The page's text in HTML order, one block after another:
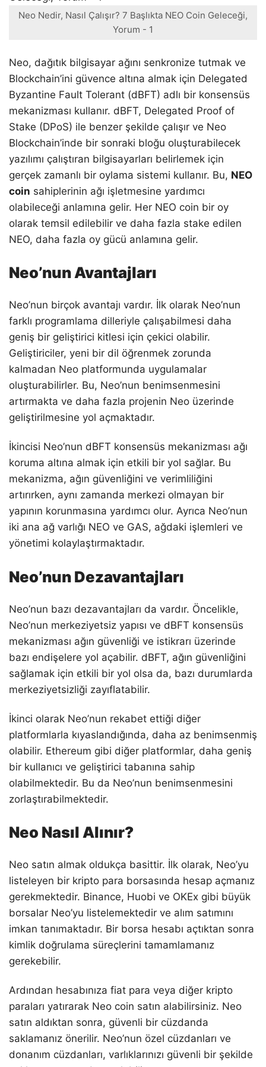
Neo Nedir, Nasıl Çalışır? 7 Başlıkta NEO Coin Geleceği,
Yorum - 1
Neo, dağıtık bilgisayar ağını senkronize tutmak ve
Blockchain’ini güvence altına almak için Delegated
Byzantine Fault Tolerant (dBFT) adlı bir konsensüs
mekanizması kullanır. dBFT, Delegated Proof of
Stake (DPoS) ile benzer şekilde çalışır ve Neo
Blockchain’inde bir sonraki bloğu oluşturabilecek
yazılımı çalıştıran bilgisayarları belirlemek için
gerçek zamanlı bir oylama sistemi kullanır. Bu, NEO
coin sahiplerinin ağı işletmesine yardımcı
olabileceği anlamına gelir. Her NEO coin bir oy
olarak temsil edilebilir ve daha fazla stake edilen
NEO, daha fazla oy gücü anlamına gelir.
Neo’nun Avantajları
Neo’nun birçok avantajı vardır. İlk olarak Neo’nun
farklı programlama dilleriyle çalışabilmesi daha
geniş bir geliştirici kitlesi için çekici olabilir.
Geliştiriciler, yeni bir dil öğrenmek zorunda
kalmadan Neo platformunda uygulamalar
oluşturabilirler. Bu, Neo’nun benimsenmesini
artırmakta ve daha fazla projenin Neo üzerinde
geliştirilmesine yol açmaktadır.
İkincisi Neo’nun dBFT konsensüs mekanizması ağı
koruma altına almak için etkili bir yol sağlar. Bu
mekanizma, ağın güvenliğini ve verimliliğini
artırırken, aynı zamanda merkezi olmayan bir
yapının korunmasına yardımcı olur. Ayrıca Neo’nun
iki ana ağ varlığı NEO ve GAS, ağdaki işlemleri ve
yönetimi kolaylaştırmaktadır.
Neo’nun Dezavantajları
Neo’nun bazı dezavantajları da vardır. Öncelikle,
Neo’nun merkeziyetsiz yapısı ve dBFT konsensüs
mekanizması ağın güvenliği ve istikrarı üzerinde
bazı endişelere yol açabilir. dBFT, ağın güvenliğini
sağlamak için etkili bir yol olsa da, bazı durumlarda
merkeziyetsizliği zayıflatabilir.
İkinci olarak Neo’nun rekabet ettiği diğer
platformlarla kıyaslandığında, daha az benimsenmiş
olabilir. Ethereum gibi diğer platformlar, daha geniş
bir kullanıcı ve geliştirici tabanına sahip
olabilmektedir. Bu da Neo’nun benimsenmesini
zorlaştırabilmektedir.
Neo Nasıl Alınır?
Neo satın almak oldukça basittir. İlk olarak, Neo’yu
listeleyen bir kripto para borsasında hesap açmanız
gerekmektedir. Binance, Huobi ve OKEx gibi büyük
borsalar Neo’yu listelemektedir ve alım satımını
imkan tanımaktadır. Bir borsa hesabı açtıktan sonra
kimlik doğrulama süreçlerini tamamlamanız
gerekebilir.
Ardından hesabınıza fiat para veya diğer kripto
paraları yatırarak Neo coin satın alabilirsiniz. Neo
satın aldıktan sonra, güvenli bir cüzdanda
saklamanız önerilir. Neo’nun özel cüzdanları ve
donanım cüzdanları, varlıklarınızı güvenli bir şekilde